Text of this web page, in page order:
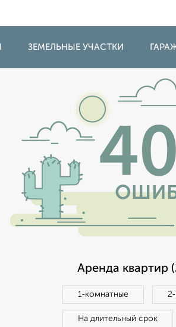
ЗЕМЕЛЬНЫЕ УЧАСТКИ
Аренда квартир
1‑комнатные
На длительный срок